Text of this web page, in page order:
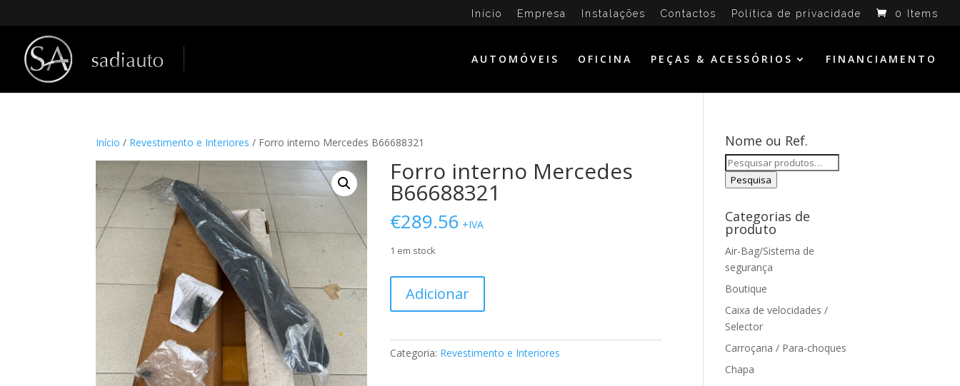
Início Empresa Instalações Contactos Política de privacidade 0 Items
AUTOMÓVEIS OFICINA PEÇAS & ACESSÓRIOS FINANCIAMENTO
Início / Revestimento e Interiores / Forro interno Mercedes B66688321
Forro interno Mercedes
B66688321
€289.56 +IVA
1 em stock
Forro
Mercedes
Adicionar
Categoria: Revestimento e Interiores
Nome ou Ref.
Pesquisar
por:
Pesquisa
Categorias de
produto
Air-Bag/Sistema de
segurança
Boutique
Caixa de velocidades /
Selector
Carroçaria / Para-choques
Chapa